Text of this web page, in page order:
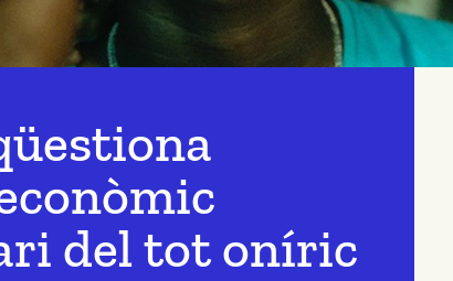
del tot oníric